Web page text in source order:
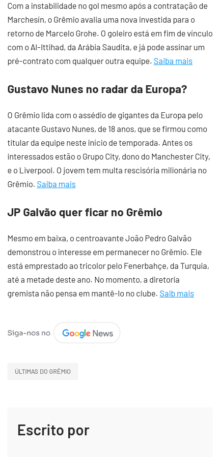
Com a instabilidade no gol mesmo após a contratação de
Marchesín, o Grêmio avalia uma nova investida para o
retorno de Marcelo Grohe. O goleiro está em fim de vínculo
com o Al-Ittihad, da Arábia Saudita, e já pode assinar um
pré-contrato com qualquer outra equipe. Saiba mais
Gustavo Nunes no radar da Europa?
O Grêmio lida com o assédio de gigantes da Europa pelo
atacante Gustavo Nunes, de 18 anos, que se firmou como
titular da equipe neste início de temporada. Antes os
interessados estão o Grupo City, dono do Manchester City,
e o Liverpool. O jovem tem multa rescisória milionária no
Grêmio. Saiba mais
JP Galvão quer ficar no Grêmio
Mesmo em baixa, o centroavante João Pedro Galvão
demonstrou o interesse em permanecer no Grêmio. Ele
está emprestado ao tricolor pelo Fenerbahçe, da Turquia,
até a metade deste ano. No momento, a diretoria
gremista não pensa em mantê-lo no clube. Saib mais
ÚLTIMAS DO GRÊMIO
Escrito por